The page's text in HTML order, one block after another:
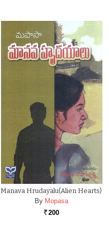
Manava Hrudayalu(Alien Hearts)
By Mopasa
Rs. 200